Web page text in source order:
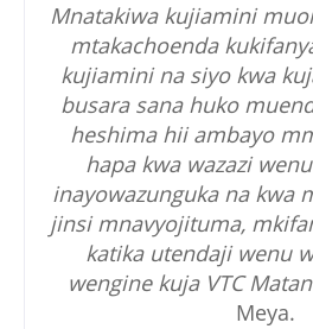
Mnatakiwa kujiamini
mtakachoenda
kujiamini na siyo kwa
busara sana huko
heshima hii ambayo
hapa kwa wazazi
inayowazunguka na kwa
jinsi mnavyojituma,
katika utendaji wenu
wengine kuja VTC
Meya.